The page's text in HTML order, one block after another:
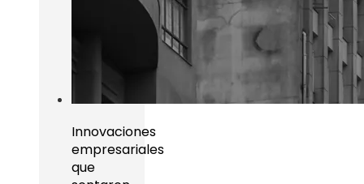
Innovaciones
empresariales
que